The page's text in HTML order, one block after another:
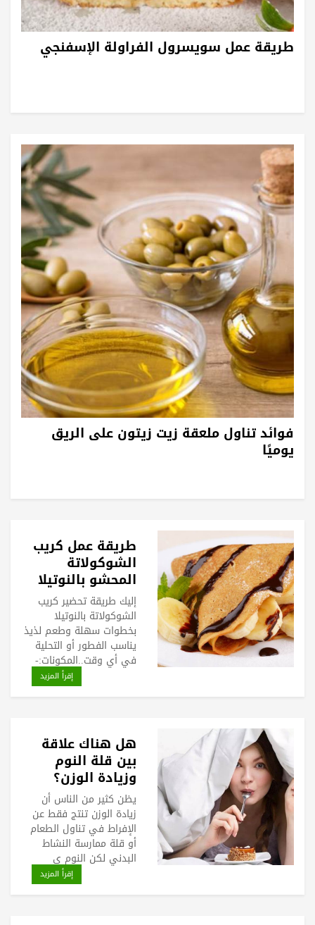
طريقة عمل سويسرول الفراولة الإسفنجي
فوائد تناول ملعقة زيت زيتون على الريق
يوميًا
طريقة عمل كريب
الشوكولاتة
المحشو بالنوتيلا
إليك طريقة تحضير كريب
الشوكولاتة بالنوتيلا
بخطوات سهلة وطعم لذيذ
يناسب الفطور أو التحلية
في أي وقت..المكونات:-
إقرأ المزيد
هل هناك علاقة
بين قلة النوم
وزيادة الوزن؟
يظن كثير من الناس أن
زيادة الوزن تنتج فقط عن
الإفراط في تناول الطعام
أو قلة ممارسة النشاط
البدني لكن النوم ي
إقرأ المزيد